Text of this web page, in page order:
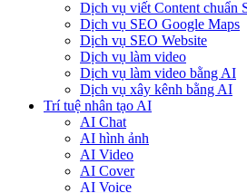
Dịch vụ viết Content chuẩn
Dịch vụ SEO Google Maps
Dịch vụ SEO Website
Dịch vụ làm video
Dịch vụ làm video bằng AI
Dịch vụ xây kênh bằng AI
Trí tuệ nhân tạo AI
AI Chat
AI hình ảnh
AI Video
AI Cover
AI Voice